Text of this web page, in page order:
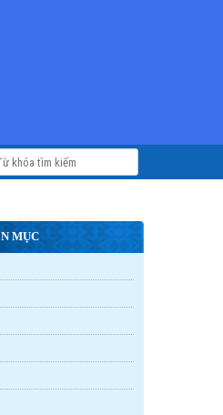
MỤC